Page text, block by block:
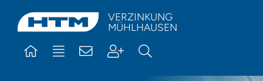
content
VERZINKUNG
MÜHLHAUSEN